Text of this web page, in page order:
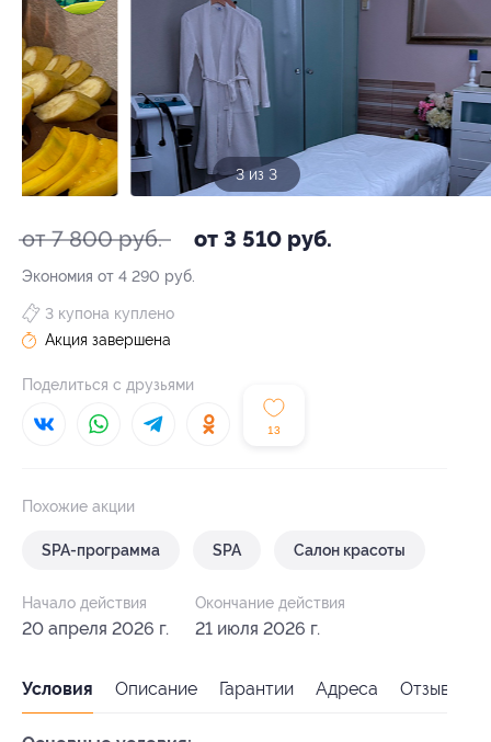
3 из 3
от 7 800 руб. от 3 510 руб.
Экономия от 4 290 руб.
13
3 купона куплено
Акция завершена
Поделиться с друзьями
Похожие акции
SPA-программа SPA Салон красоты
Начало действия
20 апреля 2026 г.
Окончание действия
21 июля 2026 г.
Условия Описание Гарантии Адреса Отзывы